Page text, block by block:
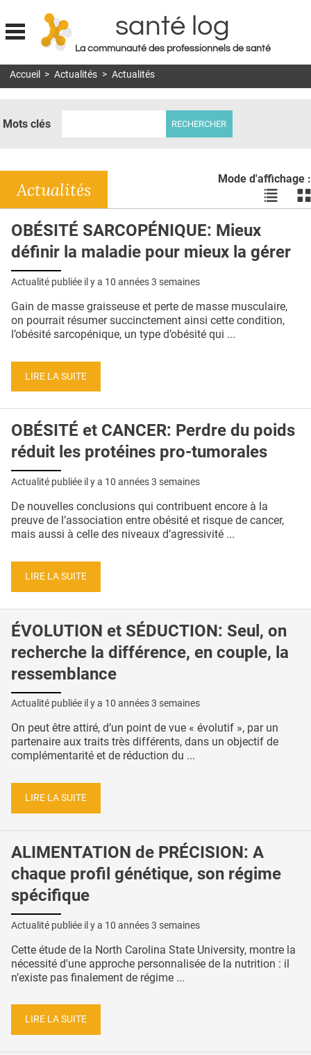
Jump to navigation
santé log
La communauté des professionnels de santé
MON COMPTE
DOSSIERS
RÉSEAUX
E-REVUE SAD
QUI SOMMES-NOUS ?
CONDITIONS GÉNÉRALES
CRÉDITS
Accueil > Actualités > Actualités
Mots clés
Mode d'affichage :
Voir
les
liste
les
Actualités
OBÉSITÉ SARCOPÉNIQUE: Mieux
définir la maladie pour mieux la gérer
Actualité publiée il y a 10 années 3 semaines
Gain de masse graisseuse et perte de masse musculaire,
on pourrait résumer succinctement ainsi cette condition,
l’obésité sarcopénique, un type d’obésité qui ...
LIRE LA SUITE
OBÉSITÉ et CANCER: Perdre du poids
réduit les protéines pro-tumorales
Actualité publiée il y a 10 années 3 semaines
De nouvelles conclusions qui contribuent encore à la
preuve de l’association entre obésité et risque de cancer,
mais aussi à celle des niveaux d’agressivité ...
LIRE LA SUITE
ÉVOLUTION et SÉDUCTION: Seul, on
recherche la différence, en couple, la
ressemblance
Actualité publiée il y a 10 années 3 semaines
On peut être attiré, d’un point de vue « évolutif », par un
partenaire aux traits très différents, dans un objectif de
complémentarité et de réduction du ...
LIRE LA SUITE
ALIMENTATION de PRÉCISION: A
chaque profil génétique, son régime
spécifique
Actualité publiée il y a 10 années 3 semaines
Cette étude de la North Carolina State University, montre la
nécessité d'une approche personnalisée de la nutrition : il
n’existe pas finalement de régime ...
LIRE LA SUITE